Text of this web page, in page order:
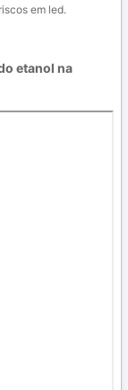
em led.
etanol na